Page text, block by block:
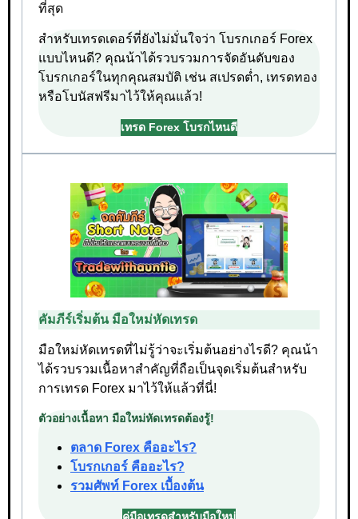
ที่สุด
สำหรับเทรดเดอร์ที่ยังไม่มั่นใจว่า โบรกเกอร์ Forex
แบบไหนดี? คุณน้าได้รวบรวมการจัดอันดับของ
โบรกเกอร์ในทุกคุณสมบัติ เช่น สเปรดต่ำ, เทรดทอง
หรือโบนัสฟรีมาไว้ให้คุณแล้ว!
เทรด Forex โบรกไหนดี
คัมภีร์เริ่มต้น มือใหม่หัดเทรด
มือใหม่หัดเทรดที่ไม่รู้ว่าจะเริ่มต้นอย่างไรดี? คุณน้า
ได้รวบรวมเนื้อหาสำคัญที่ถือเป็นจุดเริ่มต้นสำหรับ
การเทรด Forex มาไว้ให้แล้วที่นี่!
ตัวอย่างเนื้อหา มือใหม่หัดเทรดต้องรู้!
ตลาด Forex คืออะไร?
โบรกเกอร์ คืออะไร?
รวมศัพท์ Forex เบื้องต้น